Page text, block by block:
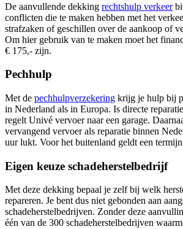
De aanvullende dekking rechtshulp verkeer
conflicten die te maken hebben met het
strafzaken of geschillen over de aankoop of
Om hier gebruik van te maken moet het
€ 175,- zijn.
Pechhulp
Met de pechhulpverzekering krijg je hulp bij
in Nederland als in Europa. Is directe
regelt Univé vervoer naar een garage.
vervangend vervoer als reparatie binnen
uur lukt. Voor het buitenland geldt een
Eigen keuze schadeherstelbedrijf
Met deze dekking bepaal je zelf bij welk
repareren. Je bent dus niet gebonden aan
schadeherstelbedrijven. Zonder deze
één van de 300 schadeherstelbedrijven